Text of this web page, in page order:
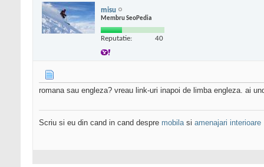
misu
Membru SeoPedia
Reputatie: 40
romana sau engleza? vreau link-uri inapoi de limba engleza. ai
Scriu si eu din cand in cand despre mobilasi amenajari interioare